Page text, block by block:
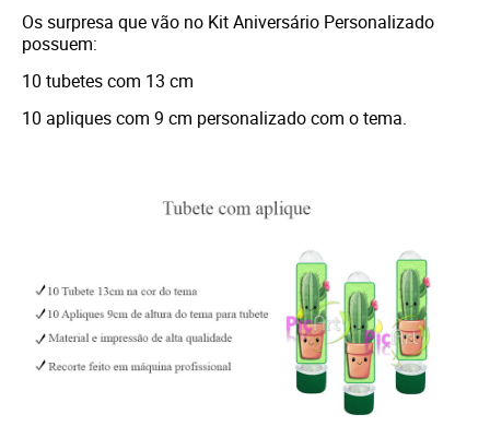
Os surpresa que vão no Kit Aniversário Personalizado
possuem:
10 tubetes com 13 cm
10 apliques com 9 cm personalizado com o tema.